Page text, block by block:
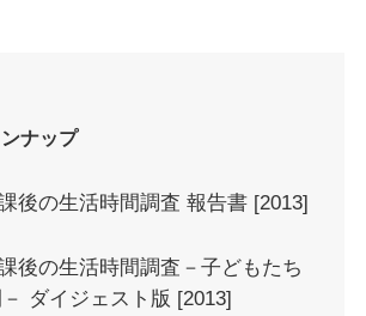
ナップ
後の生活時間調査 報告書 [2013]
後の生活時間調査－子どもたち
ダイジェスト版 [2013]